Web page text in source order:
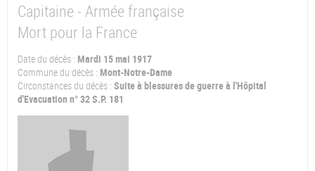
Capitaine - Armée française
Mort pour la France
Date du décès : Mardi 15 mai 1917
Commune du décès : Mont-Notre-Dame
Circonstances du décès : Suite à blessures de guerre à l'Hôpital
d'Evacuation n° 32 S.P. 181